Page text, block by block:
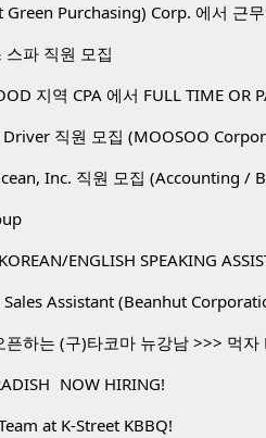
Green Purchasing) Corp. 에서 근
스파 직원 모집
지역 CPA 에서 FULL TIME OR
직원 모집 (MOOSOO
Inc. 직원 모집 (Accounting /
ENGLISH SPEAKING
Assistant (Beanhut
픈하는 (구)타코마 뉴강남 >>> 먹
NOW HIRING!
at K-Street KBBQ!